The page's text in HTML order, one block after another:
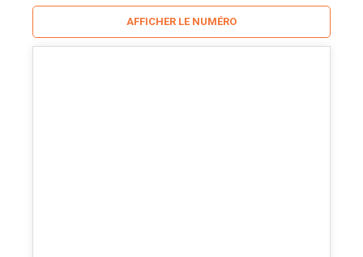
AFFICHER LE NUMÉRO